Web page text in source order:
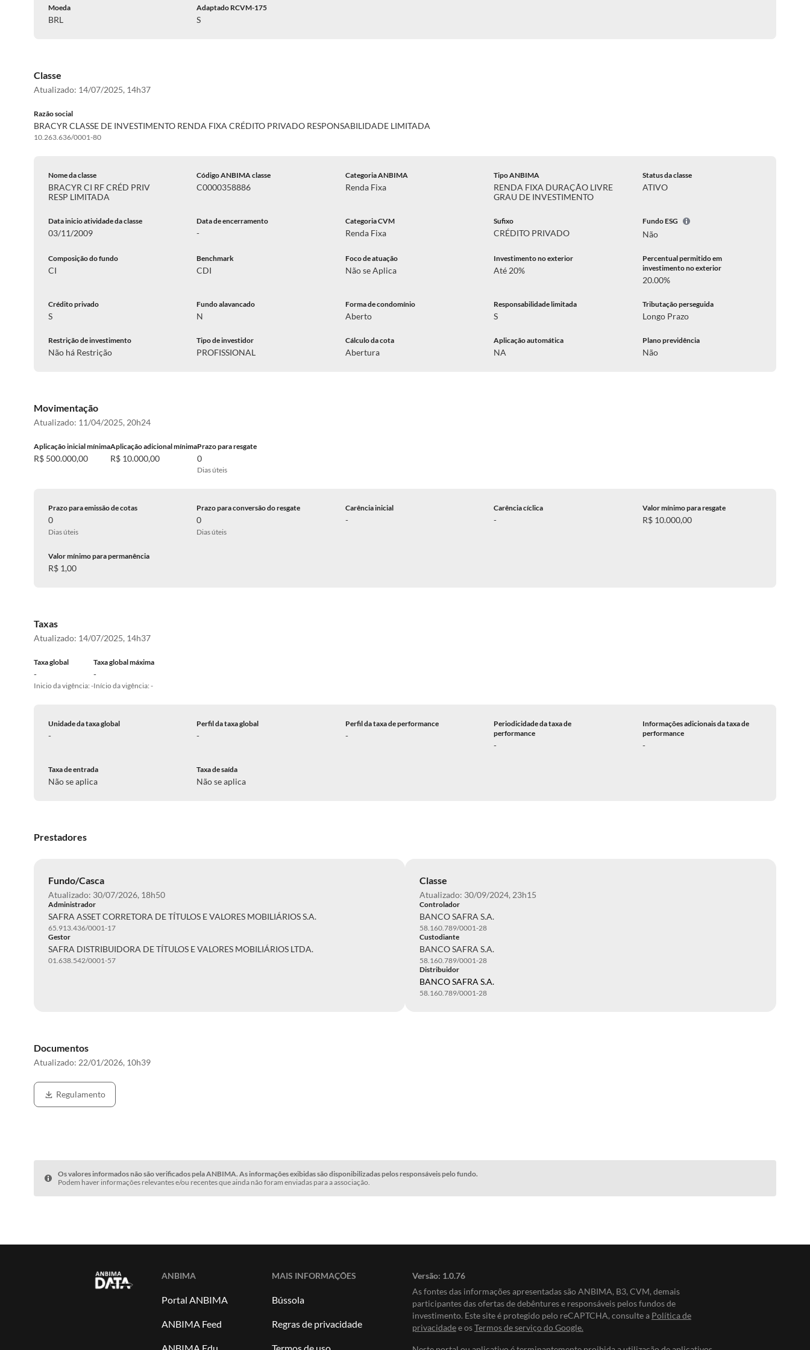
Moeda
BRL
Adaptado RCVM-175
S
Classe
Atualizado: 14/07/2025, 14h37
Razão social
BRACYR CLASSE DE INVESTIMENTO RENDA FIXA CRÉDITO PRIVADO RESPONSABILIDADE LIMITADA
10.263.636/0001-80
Nome da classe
BRACYR CI RF CRÉD PRIV
RESP LIMITADA
Código ANBIMA classe
C0000358886
Categoria ANBIMA
Renda Fixa
Tipo ANBIMA
RENDA FIXA DURAÇÃO LIVRE
GRAU DE INVESTIMENTO
Status da classe
ATIVO
Data inicio atividade da classe
03/11/2009
Data de encerramento
-
Categoria CVM
Renda Fixa
Sufixo
CRÉDITO PRIVADO
Fundo ESG
Não
Composição do fundo
CI
Benchmark
CDI
Foco de atuação
Não se Aplica
Investimento no exterior
Até 20%
Percentual permitido em
investimento no exterior
20.00%
Crédito privado
S
Fundo alavancado
N
Forma de condomínio
Aberto
Responsabilidade limitada
S
Tributação perseguida
Longo Prazo
Restrição de investimento
Não há Restrição
Tipo de investidor
PROFISSIONAL
Cálculo da cota
Abertura
Aplicação automática
NA
Plano previdência
Não
Movimentação
Atualizado: 11/04/2025, 20h24
Aplicação inicial mínima
R$ 500.000,00
Aplicação adicional mínima
R$ 10.000,00
Prazo para resgate
0
Dias úteis
Prazo para emissão de cotas
0
Dias úteis
Prazo para conversão do resgate
0
Dias úteis
Carência inicial
-
Carência cíclica
-
Valor mínimo para resgate
R$ 10.000,00
Valor mínimo para permanência
R$ 1,00
Taxas
Atualizado: 14/07/2025, 14h37
Taxa global
-
Inicio da vigência: -
Taxa global máxima
-
Início da vigência: -
Unidade da taxa global
-
Perfil da taxa global
-
Perfil da taxa de performance
-
Periodicidade da taxa de
performance
-
Informações adicionais da taxa de
performance
-
Taxa de entrada
Não se aplica
Taxa de saída
Não se aplica
Prestadores
Fundo/Casca
Atualizado: 30/07/2026, 18h50
Administrador
SAFRA ASSET CORRETORA DE TÍTULOS E VALORES MOBILIÁRIOS S.A.
65.913.436/0001-17
Gestor
SAFRA DISTRIBUIDORA DE TÍTULOS E VALORES MOBILIÁRIOS LTDA.
01.638.542/0001-57
Classe
Atualizado: 30/09/2024, 23h15
Controlador
BANCO SAFRA S.A.
58.160.789/0001-28
Custodiante
BANCO SAFRA S.A.
58.160.789/0001-28
Distribuidor
BANCO SAFRA S.A.
58.160.789/0001-28
Documentos
Atualizado: 22/01/2026, 10h39
Regulamento
Os valores informados não são verificados pela ANBIMA. As informações exibidas são disponibilizadas pelos responsáveis pelo fundo.
Podem haver informações relevantes e/ou recentes que ainda não foram enviadas para a associação.
ANBIMA
Portal ANBIMA
ANBIMA Feed
MAIS INFORMAÇÕES
Bússola
Regras de privacidade
Versão: 1.0.76
As fontes das informações apresentadas são ANBIMA, B3, CVM, demais
participantes das ofertas de debêntures e responsáveis pelos fundos de
investimento. Este site é protegido pelo reCAPTCHA, consulte a Política de
privacidadee osTermos de serviço do Google.